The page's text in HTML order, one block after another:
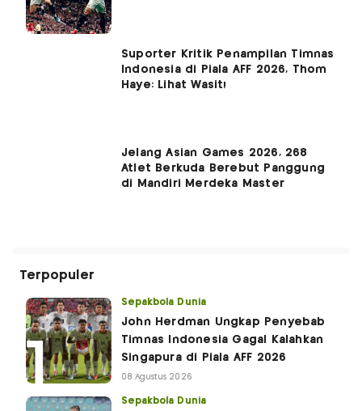
Suporter Kritik Penampilan Timnas
Indonesia di Piala AFF 2026, Thom
Haye: Lihat Wasit!
Jelang Asian Games 2026, 268
Atlet Berkuda Berebut Panggung
di Mandiri Merdeka Master
Terpopuler
Sepakbola Dunia
John Herdman Ungkap Penyebab
Timnas Indonesia Gagal Kalahkan
Singapura di Piala AFF 2026
08 Agustus 2026
Sepakbola Dunia